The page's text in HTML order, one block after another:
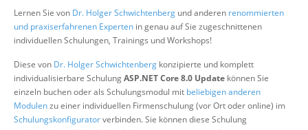
Über uns
Suche
Lernen Sie von Dr. Holger Schwichtenberg und anderen renommierten
und praxiserfahrenen Experten in genau auf Sie zugeschnittenen
individuellen Schulungen, Trainings und Workshops!
Diese von Dr. Holger Schwichtenberg konzipierte und komplett
individualisierbare SchulungASP.NET Core 8.0 Update können Sie
einzeln buchen oder als Schulungsmodul mit beliebigen anderen
Modulenzu einer individuellen Firmenschulung (vor Ort oder online) im
Schulungskonfiguratorverbinden. Sie können diese Schulung